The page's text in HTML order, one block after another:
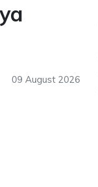
09 August 2026